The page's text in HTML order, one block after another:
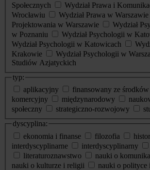
Społecznych
Wydział Prawa i
Wrocławiu
Wydział Prawa w Warszawie
Projektowania w Warszawie
Wydział
w Poznaniu
Wydział Psychologii w
Wydział Psychologii w Katowicach
Krakowie
Wydział Psychologii w
Studiów Azjatyckich
typ:
aplikacyjny
finansowany ze
komercyjny
międzynarodowy
społeczny
strategiczno-rozwojowy
dyscyplina:
ekonomia i finanse
filozofia
interdyscyplinarne
interdyscyplinarny
literaturoznawstwo
nauki o
nauki o kulturze i religii
nauki o polityce